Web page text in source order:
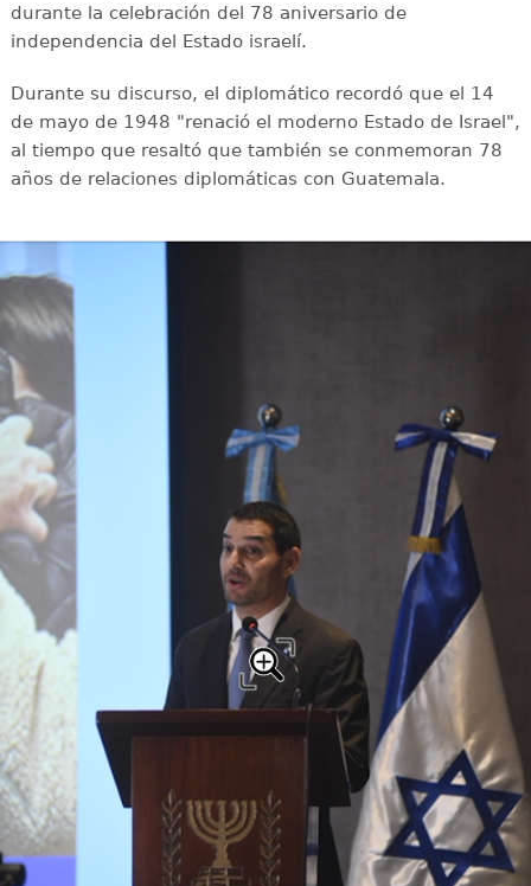
durante la celebración del 78 aniversario de
independencia del Estado israelí.
Durante su discurso, el diplomático recordó que el 14
de mayo de 1948 "renació el moderno Estado de Israel",
al tiempo que resaltó que también se conmemoran 78
años de relaciones diplomáticas con Guatemala.